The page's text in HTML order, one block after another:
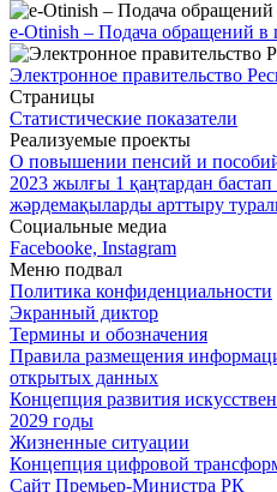
e-Otinish – Подача обращений в
Электронное правительство
Страницы
Статистические показатели
Реализуемые проекты
О повышении пенсий и пособий
2023 жылғы 1 қаңтардан
жәрдемақыларды арттыру
Социальные медиа
Facebooke, Instagram
Меню подвал
Политика конфиденциальности
Экранный диктор
Термины и обозначения
Правила размещения
открытых данных
Концепция развития
2029 годы
Жизненные ситуации
Концепция цифровой
Сайт Премьер-Министра РК